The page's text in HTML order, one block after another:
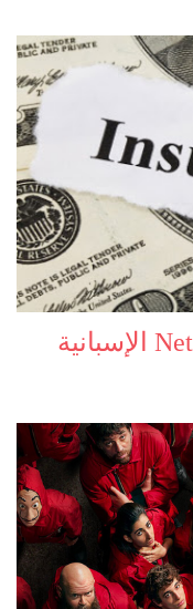
6 من أفضل مسلسلات Netflix الإسبانية